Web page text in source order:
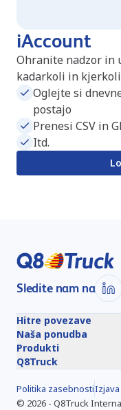
iAccount
Ohranite nadzor in
kadarkoli in
Oglejte si
postajo
Prenesi CSV in
Itd.
Sledite nam na
Hitre povezave
Naša ponudba
Produkti
Q8Truck
Politika zasebnosti
© 2026 - Q8Truck